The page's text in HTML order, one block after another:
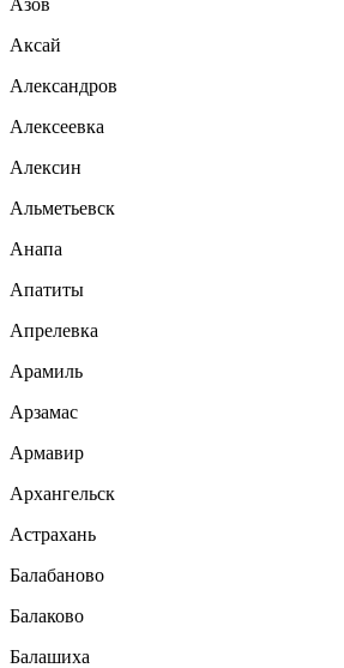
Азов
Аксай
Александров
Алексеевка
Алексин
Альметьевск
Анапа
Апатиты
Апрелевка
Арамиль
Арзамас
Армавир
Архангельск
Астрахань
Балабаново
Балаково
Балашиха